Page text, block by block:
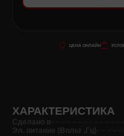
ЦЕНА ОНЛАЙН
ХАРАКТЕРИСТИКА
Сделано в
Эл. питание (Вольт ,Гц)